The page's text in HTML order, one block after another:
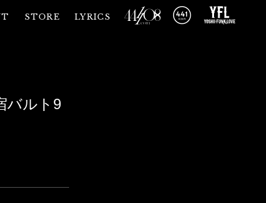
STORE LYRICS
バルト9